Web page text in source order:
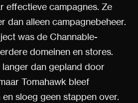
effectieve campagnes. Ze
dan alleen campagnebeheer.
was de Channable-
domeinen en stores.
dan gepland door
Tomahawk bleef
sloeg geen stappen over.